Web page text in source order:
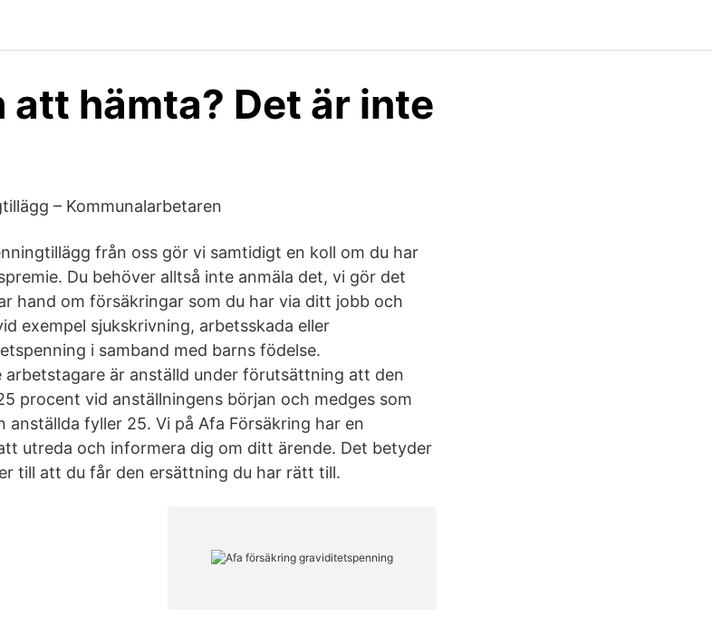
att hämta? Det är inte
– Kommunalarbetaren
från oss gör vi samtidigt en koll om du har
Du behöver alltså inte anmäla det, vi gör det
hand om försäkringar som du har via ditt jobb och
exempel sjukskrivning, arbetsskada eller
i samband med barns födelse.
arbetstagare är anställd under förutsättning att den
procent vid anställningens början och medges som
fyller 25. Vi på Afa Försäkring har en
utreda och informera dig om ditt ärende. Det betyder
till att du får den ersättning du har rätt till.